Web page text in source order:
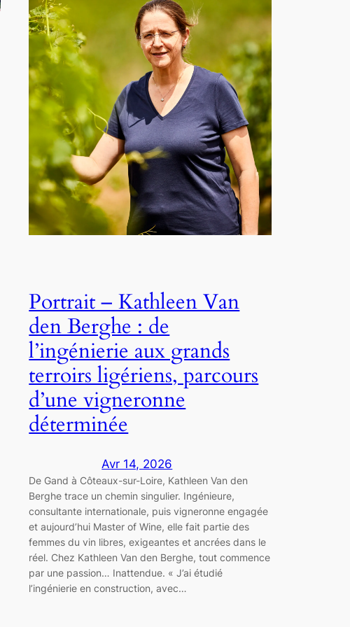
Portrait – Kathleen Van
den Berghe : de
l’ingénierie aux grands
terroirs ligériens, parcours
d’une vigneronne
déterminée
Avr 14, 2026
De Gand à Côteaux-sur-Loire, Kathleen Van den
Berghe trace un chemin singulier. Ingénieure,
consultante internationale, puis vigneronne engagée
et aujourd’hui Master of Wine, elle fait partie des
femmes du vin libres, exigeantes et ancrées dans le
réel. Chez Kathleen Van den Berghe, tout commence
par une passion… Inattendue. « J’ai étudié
l’ingénierie en construction, avec…